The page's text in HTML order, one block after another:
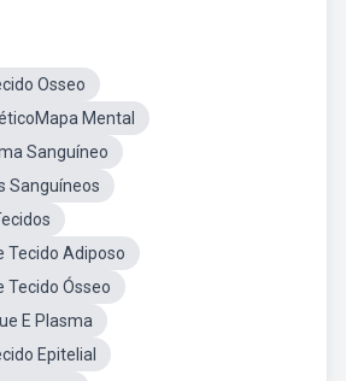
Osseo
Mental
Sanguíneo
Sanguíneos
Tecido Adiposo
Tecido Ósseo
E Plasma
Epitelial